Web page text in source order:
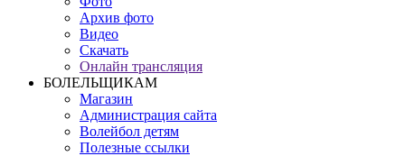
Архив фото
Видео
Скачать
Онлайн трансляция
БОЛЕЛЬЩИКАМ
Магазин
Администрация сайта
Волейбол детям
Полезные ссылки